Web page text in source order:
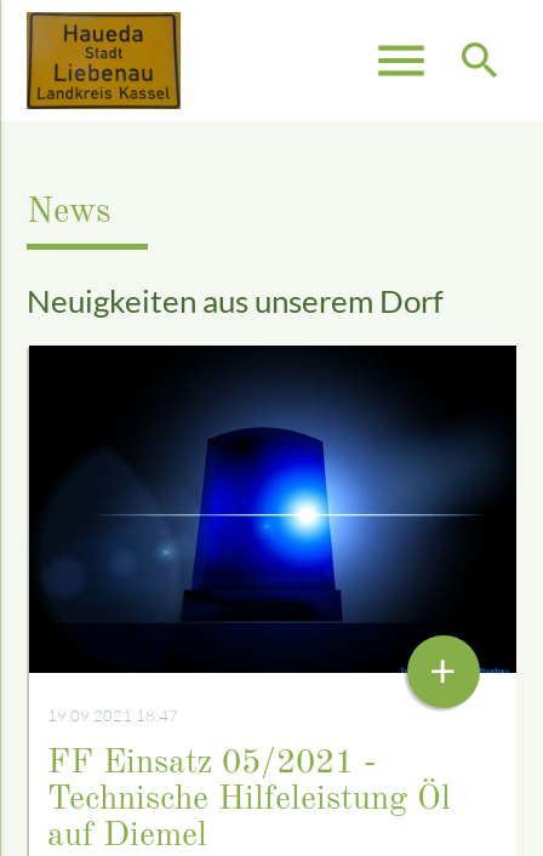
menu search
News
Neuigkeiten aus unserem Dorf
19.09.2021 18:47
FF Einsatz 05/2021 -
Technische Hilfeleistung Öl
auf Diemel
+